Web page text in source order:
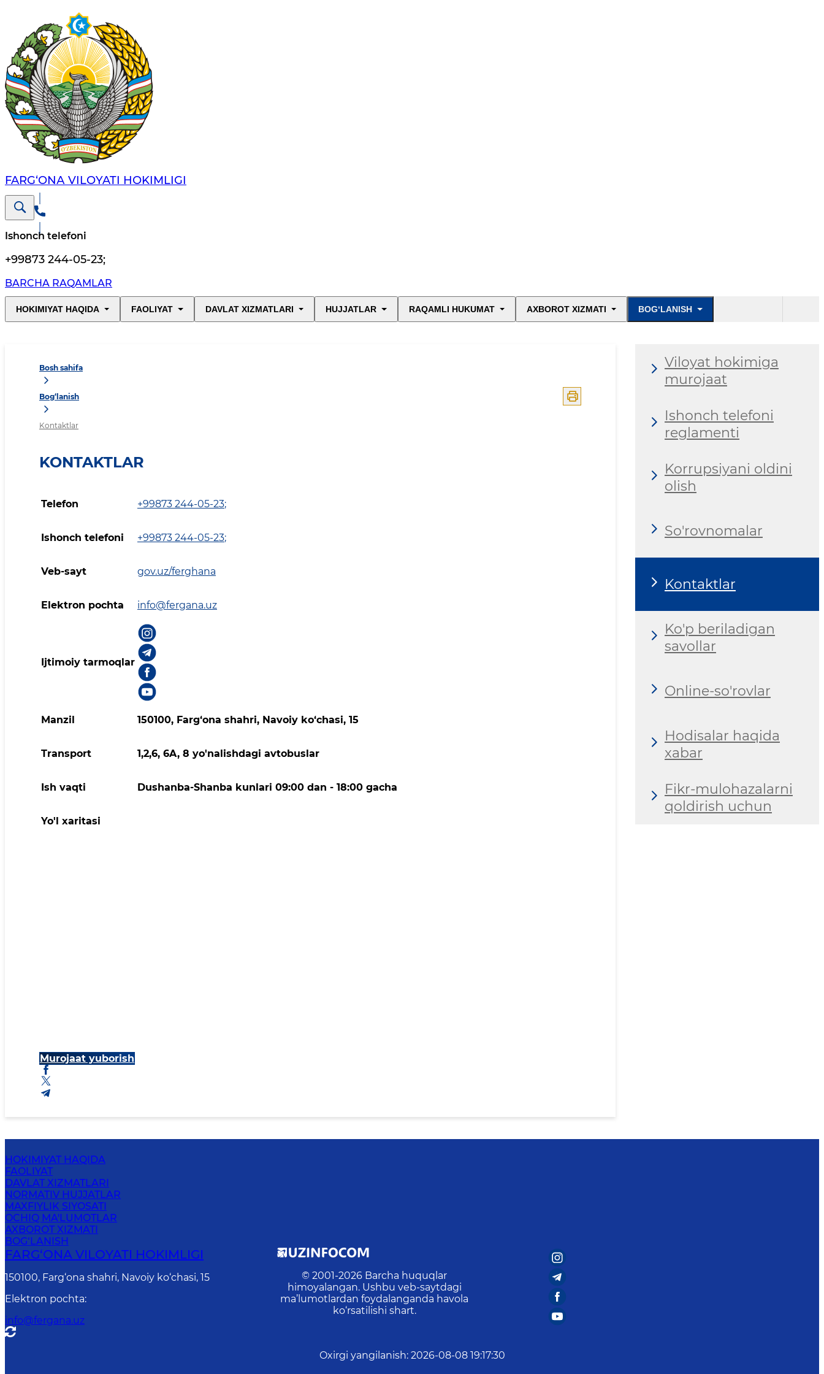
FARG‘ОNА VILОYATI HОKIMLIGI
Ishonch telefoni
+99873 244-05-23;
BARCHA RAQAMLAR
HOKIMIYAT HAQIDA FAOLIYAT DAVLAT XIZMATLARI HUJJATLAR RAQAMLI HUKUMAT AXBOROT XIZMATI BOG‘LANISH
Bosh sahifa
Bog‘lanish
Kontaktlar
KONTAKTLAR
Telefon +99873 244-05-23;
Ishonch telefoni +99873 244-05-23;
Veb-sayt gov.uz/ferghana
Elektron pochta info@fergana.uz
Ijtimoiy tarmoqlar
Manzil 150100, Fаrg‘оnа shаhri, Nаvоiy ko‘chаsi, 15
Transport 1,2,6, 6A, 8 yo'nalishdagi avtobuslar
Ish vaqti Dushanba-Shanba kunlari 09:00 dan - 18:00 gacha
Yo'l xaritasi
Murojaat yuborish
Viloyat hokimiga
murojaat
Ishonch telefoni
reglamenti
Korrupsiyani oldini
olish
So'rovnomalar
Kontaktlar
Ko'p beriladigan
savollar
Online-so'rovlar
Hodisalar haqida
xabar
Fikr-mulohazalarni
qoldirish uchun
HOKIMIYAT HAQIDA
FAOLIYAT
DAVLAT XIZMATLARI
NORMATIV HUJJATLAR
MAXFIYLIK SIYOSATI
OCHIQ MA'LUMOTLAR
AXBOROT XIZMATI
BOG‘LANISH
FARG‘ОNА VILОYATI HОKIMLIGI
150100, Fаrg‘оnа shаhri, Nаvоiy ko‘chаsi, 15
Elektron pochta:
info@fergana.uz
© 2001-2026 Barcha huquqlar
himoyalangan. Ushbu veb-saytdagi
ma’lumotlardan foydalanganda havola
ko‘rsatilishi shart.
Oxirgi yangilanish: 2026-08-08 19:17:30